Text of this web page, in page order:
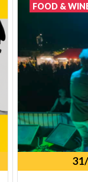
ASC mette a
servizi, dalla
esterni della
cliente, al
rifornimento,
delle vetture
disponibilità,
degli istruttori
Quattroruote.
(FOTO E TESTO
FOOD &